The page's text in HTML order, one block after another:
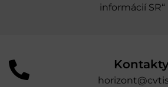
informácií SR“